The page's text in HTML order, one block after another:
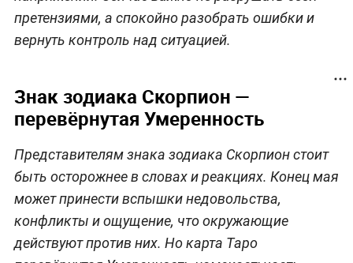
претензиями, а спокойно разобрать ошибки и
вернуть контроль над ситуацией.
Знак зодиака Скорпион —
перевёрнутая Умеренность
Представителям знака зодиака Скорпион стоит
быть осторожнее в словах и реакциях. Конец мая
может принести вспышки недовольства,
конфликты и ощущение, что окружающие
действуют против них. Но карта Таро